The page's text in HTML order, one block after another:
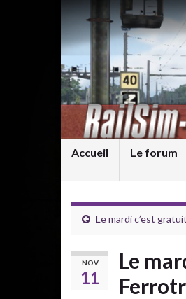
Accueil Le forum
Le mardi c’est
NOV
11
Le